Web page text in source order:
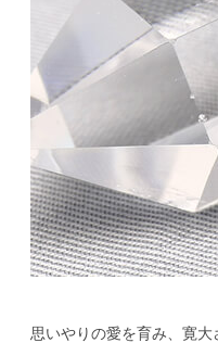
思いやりの愛を育み、寛